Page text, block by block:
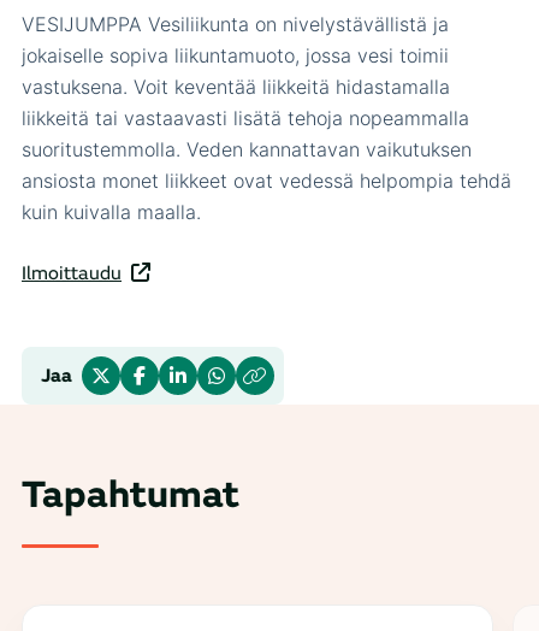
VESIJUMPPA Vesiliikunta on nivelystävällistä ja
jokaiselle sopiva liikuntamuoto, jossa vesi toimii
vastuksena. Voit keventää liikkeitä hidastamalla
liikkeitä tai vastaavasti lisätä tehoja nopeammalla
suoritustemmolla. Veden kannattavan vaikutuksen
ansiosta monet liikkeet ovat vedessä helpompia tehdä
kuin kuivalla maalla.
Ilmoittaudu
Jaa
Tapahtumat